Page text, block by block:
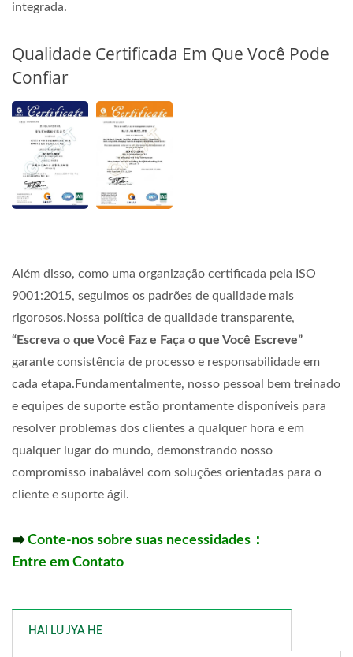
integrada.
Qualidade Certificada Em Que Você Pode
Confiar
Além disso, como uma organização certificada pela ISO
9001:2015, seguimos os padrões de qualidade mais
rigorosos.Nossa política de qualidade transparente,
“Escreva o que Você Faz e Faça o que Você Escreve”
garante consistência de processo e responsabilidade em
cada etapa.Fundamentalmente, nosso pessoal bem treinado
e equipes de suporte estão prontamente disponíveis para
resolver problemas dos clientes a qualquer hora e em
qualquer lugar do mundo, demonstrando nosso
compromisso inabalável com soluções orientadas para o
cliente e suporte ágil.
➡️Conte-nos sobre suas necessidades：
Entre em Contato
HAI LU JYA HE